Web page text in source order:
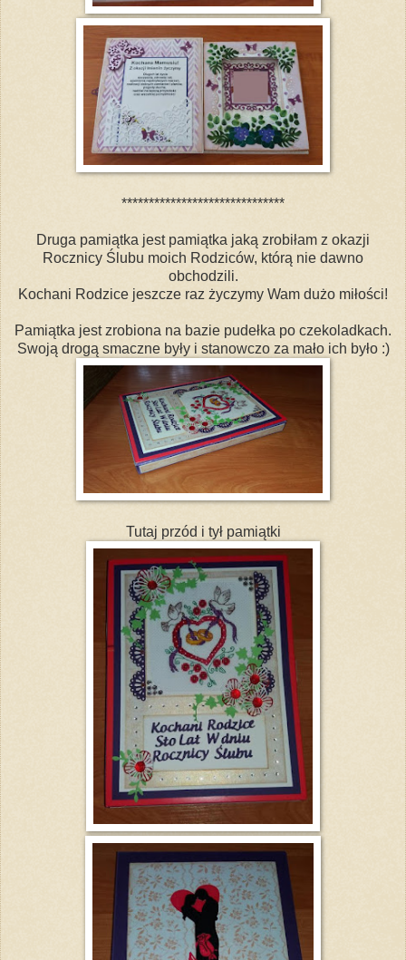
******************************
Druga pamiątka jest pamiątka jaką zrobiłam z okazji
Rocznicy Ślubu moich Rodziców, którą nie dawno
obchodzili.
Kochani Rodzice jeszcze raz życzymy Wam dużo miłości!
Pamiątka jest zrobiona na bazie pudełka po czekoladkach.
Swoją drogą smaczne były i stanowczo za mało ich było :)
Tutaj przód i tył pamiątki